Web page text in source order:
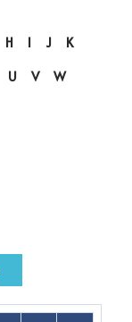
H I J
K
U V
W